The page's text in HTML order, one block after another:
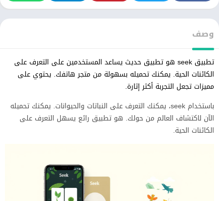
وصف
تطبيق seek هو تطبيق حديث يساعد المستخدمين على التعرف على
الكائنات الحية. يمكنك تحميله بسهولة من متجر هاتفك. يحتوي على
مميزات تجعل التجربة أكثر إثارة.
باستخدام seek، يمكنك التعرف على النباتات والحيوانات. يمكنك تحميله
الآن لاكتشاف العالم من حولك. هو تطبيق رائع يسهل التعرف على
الكائنات الحية.